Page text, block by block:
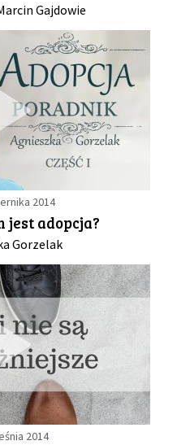
Gajdowie
2014
jest adopcja?
Gorzelak
2014